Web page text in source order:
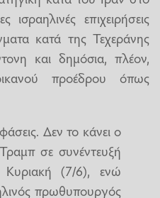
ισραηλινές επιχειρήσεις
κατά της Τεχεράνης
και δημόσια, πλέον,
προέδρου όπως
Δεν το κάνει ο
σε συνέντευξή
(7/6), ενώ
πρωθυπουργός